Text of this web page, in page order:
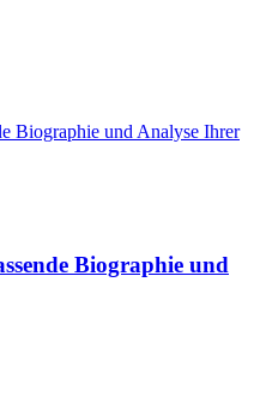
Biographie und